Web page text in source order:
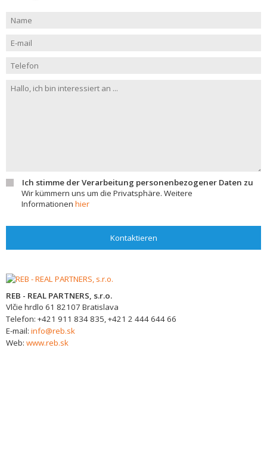
Ich stimme der Verarbeitung personenbezogener Daten zu
Wir kümmern uns um die Privatsphäre. Weitere
Informationen hier
Kontaktieren
REB - REAL PARTNERS, s.r.o.
Vlčie hrdlo 61 82107 Bratislava
Telefon: +421 911 834 835, +421 2 444 644 66
E-mail: info@reb.sk
Web: www.reb.sk